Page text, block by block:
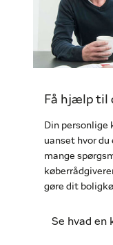
Få hjælp til
Din personlige
uanset hvor du
mange
gøre dit
Se hvad en